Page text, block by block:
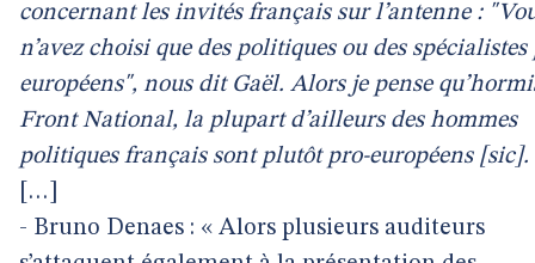
concernant les invités français sur l’antenne :
n’avez choisi que des politiques ou des spécialistes
européens", nous dit Gaël. Alors je pense
Front National, la plupart d’ailleurs des hommes
politiques français sont plutôt pro-européens [sic].
[…]
- Bruno Denaes : « Alors plusieurs auditeurs